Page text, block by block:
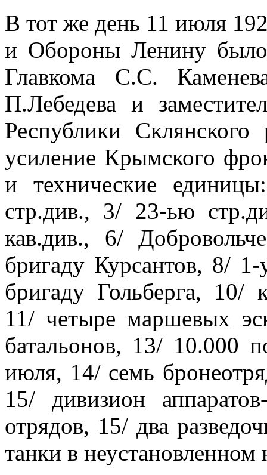
В тот же день 11 июля
и Обороны Ленину
Главкома С.С.
П.Лебедева и
Республики
усиление Крымского
и технические
стр.див., 3/ 23-ью
кав.див., 6/
бригаду Курсантов, 8/
бригаду Гольберга, 10/
11/ четыре маршевых
батальонов, 13/ 10.000
июля, 14/ семь
15/ дивизион
отрядов, 15/ два
танки в